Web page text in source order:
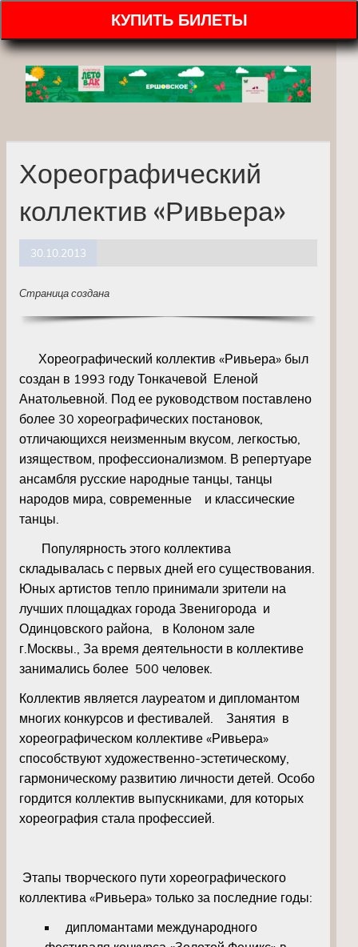
КУПИТЬ БИЛЕТЫ
Хореографический
коллектив «Ривьера»
30.10.2013
Страница создана
Хореографический коллектив «Ривьера» был
создан в 1993 году Тонкачевой Еленой
Анатольевной. Под ее руководством поставлено
более 30 хореографических постановок,
отличающихся неизменным вкусом, легкостью,
изяществом, профессионализмом. В репертуаре
ансамбля русские народные танцы, танцы
народов мира, современные и классические
танцы.
Популярность этого коллектива
складывалась с первых дней его существования.
Юных артистов тепло принимали зрители на
лучших площадках города Звенигорода и
Одинцовского района, в Колоном зале
г.Москвы., За время деятельности в коллективе
занимались более 500 человек.
Коллектив является лауреатом и дипломантом
многих конкурсов и фестивалей. Занятия в
хореографическом коллективе «Ривьера»
способствуют художественно-эстетическому,
гармоническому развитию личности детей. Особо
гордится коллектив выпускниками, для которых
хореография стала профессией.
Этапы творческого пути хореографического
коллектива «Ривьера» только за последние годы:
дипломантами международного